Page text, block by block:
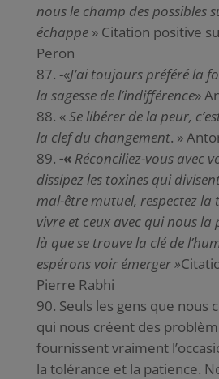
nous le champ des possibles
échappe» Citation positive
Peron
-«J’ai toujours préféré la
la sagesse de l’indifférence»
«Se libérer de la peur,
la clef du changement. »
-« Réconciliez-vous avec
dissipez les toxines qui
mal-être mutuel, respectez
vivre et ceux avec qui nous la
là que se trouve la clé de
espérons voir émerger »
Pierre Rabhi
Seuls les gens que nous
qui nous créent des
fournissent vraiment
la tolérance et la patience.